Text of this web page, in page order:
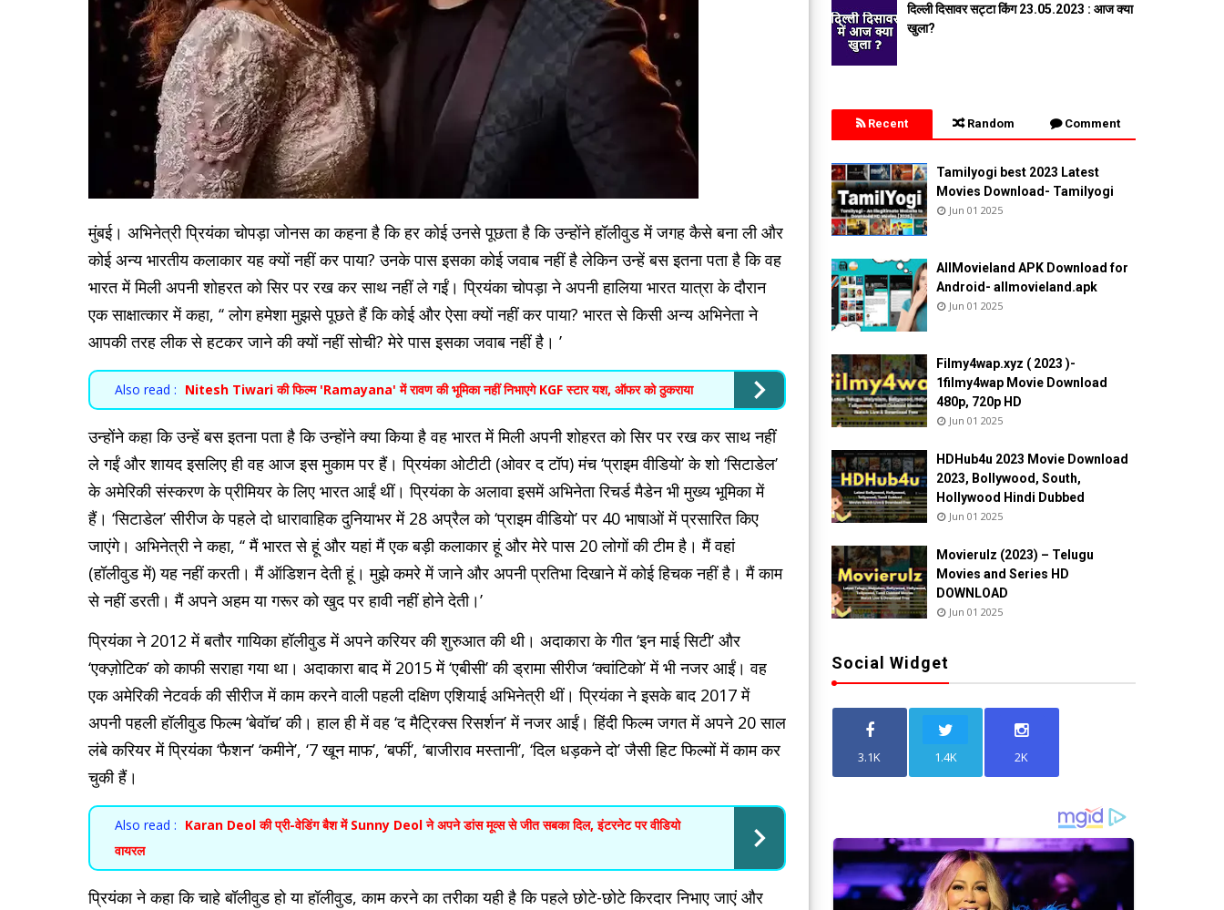
मुंबई। अभिनेत्री प्रियंका चोपड़ा जोनस का कहना है कि हर कोई उनसे पूछता है कि उन्होंने हॉलीवुड में जगह कैसे बना ली और
कोई अन्य भारतीय कलाकार यह क्यों नहीं कर पाया? उनके पास इसका कोई जवाब नहीं है लेकिन उन्हें बस इतना पता है कि वह
भारत में मिली अपनी शोहरत को सिर पर रख कर साथ नहीं ले गईं। प्रियंका चोपड़ा ने अपनी हालिया भारत यात्रा के दौरान
एक साक्षात्कार में कहा, ‘‘ लोग हमेशा मुझसे पूछते हैं कि कोई और ऐसा क्यों नहीं कर पाया? भारत से किसी अन्य अभिनेता ने
आपकी तरह लीक से हटकर जाने की क्यों नहीं सोची? मेरे पास इसका जवाब नहीं है। ’
Also read : Nitesh Tiwari की फिल्म 'Ramayana' में रावण की भूमिका नहीं निभाएगे KGF स्टार यश, ऑफर को ठुकराया
उन्होंने कहा कि उन्हें बस इतना पता है कि उन्होंने क्या किया है वह भारत में मिली अपनी शोहरत को सिर पर रख कर साथ नहीं
ले गईं और शायद इसलिए ही वह आज इस मुकाम पर हैं। प्रियंका ओटीटी (ओवर द टॉप) मंच ‘प्राइम वीडियो’ के शो ‘सिटाडेल’
के अमेरिकी संस्करण के प्रीमियर के लिए भारत आईं थीं। प्रियंका के अलावा इसमें अभिनेता रिचर्ड मैडेन भी मुख्य भूमिका में
हैं। ‘सिटाडेल’ सीरीज के पहले दो धारावाहिक दुनियाभर में 28 अप्रैल को ‘प्राइम वीडियो’ पर 40 भाषाओं में प्रसारित किए
जाएंगे। अभिनेत्री ने कहा, ‘‘ मैं भारत से हूं और यहां मैं एक बड़ी कलाकार हूं और मेरे पास 20 लोगों की टीम है। मैं वहां
(हॉलीवुड में) यह नहीं करती। मैं ऑडिशन देती हूं। मुझे कमरे में जाने और अपनी प्रतिभा दिखाने में कोई हिचक नहीं है। मैं काम
से नहीं डरती। मैं अपने अहम या गरूर को खुद पर हावी नहीं होने देती।’
प्रियंका ने 2012 में बतौर गायिका हॉलीवुड में अपने करियर की शुरुआत की थी। अदाकारा के गीत ‘इन माई सिटी’ और
‘एक्ज़ोटिक’ को काफी सराहा गया था। अदाकारा बाद में 2015 में ‘एबीसी’ की ड्रामा सीरीज ‘क्वांटिको’ में भी नजर आईं। वह
एक अमेरिकी नेटवर्क की सीरीज में काम करने वाली पहली दक्षिण एशियाई अभिनेत्री थीं। प्रियंका ने इसके बाद 2017 में
अपनी पहली हॉलीवुड फिल्म ‘बेवॉच’ की। हाल ही में वह ‘द मैट्रिक्स रिसर्शन’ में नजर आईं। हिंदी फिल्म जगत में अपने 20 साल
लंबे करियर में प्रियंका ‘फैशन’ ‘कमीने’, ‘7 खून माफ’, ‘बर्फी’, ‘बाजीराव मस्तानी’, ‘दिल धड़कने दो’ जैसी हिट फिल्मों में काम कर
चुकी हैं।
Also read : Karan Deol की प्री-वेडिंग बैश में Sunny Deol ने अपने डांस मूव्स से जीत सबका दिल, इंटरनेट पर वीडियो
वायरल
प्रियंका ने कहा कि चाहे बॉलीवुड हो या हॉलीवुड, काम करने का तरीका यही है कि पहले छोटे-छोटे किरदार निभाए जाएं और
दिल्ली दिसावर सट्टा किंग 23.05.2023 : आज क्या
खुला?
Recent Random Comment
Tamilyogi best 2023 Latest
Movies Download- Tamilyogi
Jun 01 2025
AllMovieland APK Download for
Android- allmovieland.apk
Jun 01 2025
Filmy4wap.xyz ( 2023 )-
1filmy4wap Movie Download
480p, 720p HD
Jun 01 2025
HDHub4u 2023 Movie Download
2023, Bollywood, South,
Hollywood Hindi Dubbed
Jun 01 2025
Movierulz (2023) – Telugu
Movies and Series HD
DOWNLOAD
Jun 01 2025
Social Widget
3.1K 1.4K 2K